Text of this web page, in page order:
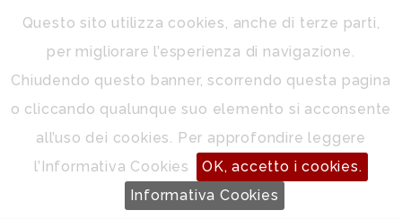
Questo sito utilizza cookies, anche di terze parti,
per migliorare l’esperienza di navigazione.
Chiudendo questo banner, scorrendo questa pagina
o cliccando qualunque suo elemento si acconsente
all’uso dei cookies. Per approfondire leggere
l’Informativa Cookies
OK, accetto i cookies.
Informativa Cookies
PRIVACY